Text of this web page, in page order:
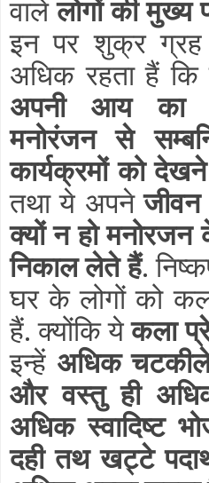
वालेलोगों की मुख्य
इन पर शुक्र ग्रह
अधिक रहता हैं
अपनी आय का
मनोरंजन से
कार्यक्रमों को
तथा ये अपने
क्यों न हो
निकाल लेते हैं.
घर के लोगों को
हैं. क्योंकि येकला
इन्हें अधिक
और वस्तु ही
अधिक स्वादिष्ट
दही तथ खट्टे